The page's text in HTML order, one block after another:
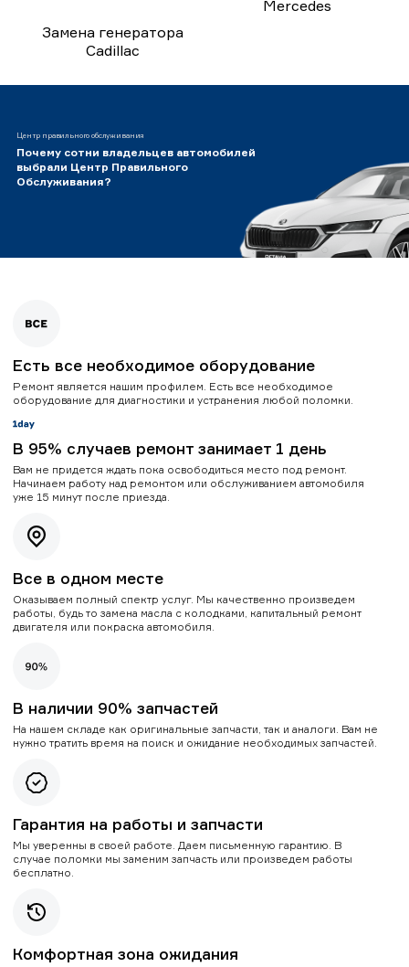
Замена генератора
Cadillac
Mercedes
Центр правильного обслуживания
Почему сотни владельцев автомобилей
выбрали Центр Правильного
Обслуживания?
Есть все необходимое оборудование
Ремонт является нашим профилем. Есть все необходимое
оборудование для диагностики и устранения любой поломки.
В 95% случаев ремонт занимает 1 день
Вам не придется ждать пока освободиться место под ремонт.
Начинаем работу над ремонтом или обслуживанием автомобиля
уже 15 минут после приезда.
Все в одном месте
Оказываем полный спектр услуг. Мы качественно произведем
работы, будь то замена масла с колодками, капитальный ремонт
двигателя или покраска автомобиля.
В наличии 90% запчастей
На нашем складе как оригинальные запчасти, так и аналоги. Вам не
нужно тратить время на поиск и ожидание необходимых запчастей.
Гарантия на работы и запчасти
Мы уверенны в своей работе. Даем письменную гарантию. В
случае поломки мы заменим запчасть или произведем работы
бесплатно.
Комфортная зона ожидания